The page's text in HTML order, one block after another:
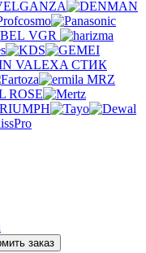
VGR
VALEXA СТИК
MRZ
заказ